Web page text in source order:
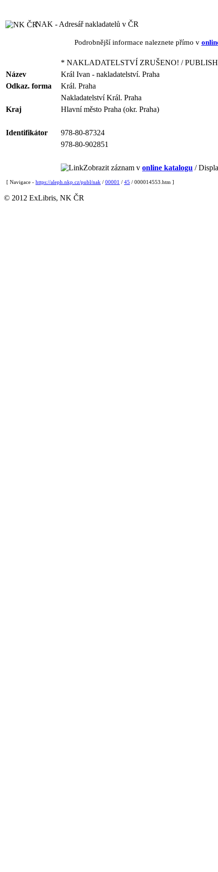
NAK - Adresář nakladatelů v ČR
Podrobnější informace naleznete přímo v
* NAKLADATELSTVÍ ZRUŠENO! /
Název
Král Ivan - nakladatelství. Praha
Odkaz. forma
Král. Praha
Nakladatelství Král. Praha
Kraj
Hlavní město Praha (okr. Praha)
Identifikátor
978-80-87324
978-80-902851
Zobrazit záznam v online katalogu /
[ Navigace - https://aleph.nkp.cz/publ/nak / 00001 / 45 / 000014553.htm ]
© 2012 ExLibris, NK ČR